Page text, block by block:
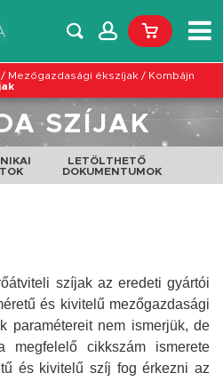
/ Mezőgazdasági ékszíjak / Kombájn
SZÍJAK
LETÖLTHETŐ
DOKUMENTUMOK
szíjak az eredeti gyártói
és kivitelű mezőgazdasági
paramétereit nem ismerjük, de
megfelelő cikkszám ismerete
és kivitelű szíj fog érkezni az